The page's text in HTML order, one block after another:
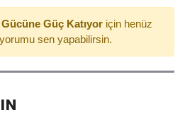
Gücüne Güç Katıyor için henüz
sen yapabilirsin.